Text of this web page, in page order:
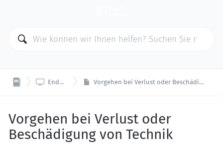
 Endgeräte Vorgehen bei Verlust oder Beschädigung von Technik
Vorgehen bei Verlust oder
Beschädigung von Technik